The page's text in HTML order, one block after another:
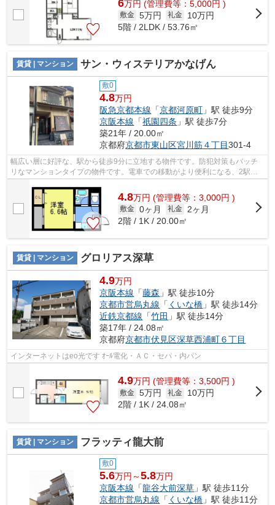
6万円 (管理費等：5,000円 )
敷金 5万円 礼金
10万円
5階 / 2LDK / 53.76㎡
賃貸 | マンション サン・ウィステリアかなげん
敷0
4.8万円
阪急京都本線 「京都河原町 」駅 徒歩9分
京阪本線 「祇園四条 」駅 徒歩7分
築21年 / 20.00㎡
京都府京都市東山区宮川筋４丁目301-4
幅広い層に好評な、駅から徒歩9分に立地する物件です。防犯対策もバッチ
リなマンションタイプの物件です。電車での移動がより便利になる、2駅利
4.8万円 (管理費等：3,000円 )
敷金 0ヶ月 礼金
2ヶ月
2階 / 1K / 20.00㎡
賃貸 | マンション グロリアス深草
4.9万円
京阪本線 「藤森 」駅 徒歩10分
京都市営烏丸線 「 くいな橋 」駅 徒歩14分
近鉄京都線 「竹田 」駅 徒歩14分
築17年 / 24.08㎡
京都府京都市伏見区深草西浦町６丁目
インターネットはeo光です ｵｰﾙ電化・ＡＣ・セパ・内パン
4.9万円 (管理費等：3,500円 )
敷金 5万円 礼金
10万円
2階 / 1K / 24.08㎡
賃貸 | マンション フラッティ龍大前
敷0
5.6万円～5.8万円
京阪本線 「龍谷大前深草 」駅 徒歩11分
京都市営烏丸線 「 くいな橋 」駅 徒歩11分